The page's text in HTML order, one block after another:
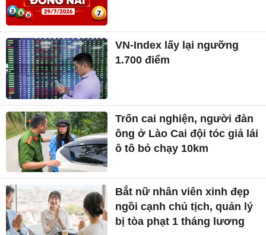
VN-Index lấy lại ngưỡng
1.700 điểm
Trốn cai nghiện, người đàn
ông ở Lào Cai đội tóc giả lái
ô tô bỏ chạy 10km
Bắt nữ nhân viên xinh đẹp
ngồi cạnh chủ tịch, quản lý
bị tòa phạt 1 tháng lương